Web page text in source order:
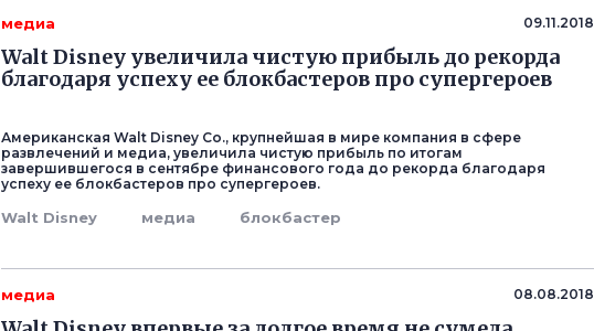
медиа 09.11.2018
Walt Disney увеличила чистую прибыль до рекорда
благодаря успеху ее блокбастеров про супергероев
Американская Walt Disney Co., крупнейшая в мире компания в сфере
развлечений и медиа, увеличила чистую прибыль по итогам
завершившегося в сентябре финансового года до рекорда благодаря
успеху ее блокбастеров про супергероев.
Walt Disney медиа блокбастер
медиа 08.08.2018